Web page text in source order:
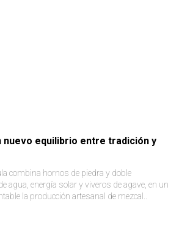
nuevo equilibrio entre tradición y
combina hornos de piedra y doble
agua, energía solar y viveros de agave, en un
la producción artesanal de mezcal..